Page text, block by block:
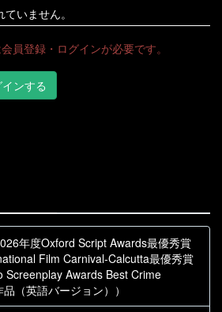
いません。
員登録・ログインが必要です。
インする
年度Oxford Script Awards最優秀賞
Film Carnival-Calcutta最優秀賞
Awards Best Crime
（英語バージョン））